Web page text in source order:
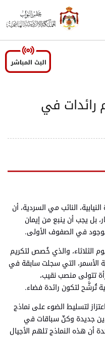
رائدات في
النائب مي السردية، أن
بل يجب أن ينبع من إيمان
في الصفوف الأولى.
الثلاثاء، والذي خُصص لتكريم
الأسمر، التي سجلت سابقة في
تتولى منصب نقيب،
تُرشَّح لتكون رائدة فضاء.
لتسليط الضوء على نماذج
جديدة وكنّ سباقات في
أن هذه النماذج تلهم الأجيال